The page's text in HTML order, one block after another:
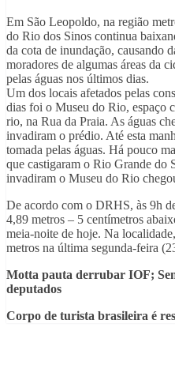
Em São Leopoldo, na região
do Rio dos Sinos continua
da cota de inundação, causando
moradores de algumas áreas da
pelas águas nos últimos dias.
Um dos locais afetados pelas
dias foi o Museu do Rio, espaço
rio, na Rua da Praia. As águas
invadiram o prédio. Até esta
tomada pelas águas. Há pouco
que castigaram o Rio Grande do
invadiram o Museu do Rio
De acordo com o DRHS, às 9h
4,89 metros – 5 centímetros
meia-noite de hoje. Na
metros na última segunda-feira
Motta pauta derrubar IOF;
deputados
Corpo de turista brasileira é